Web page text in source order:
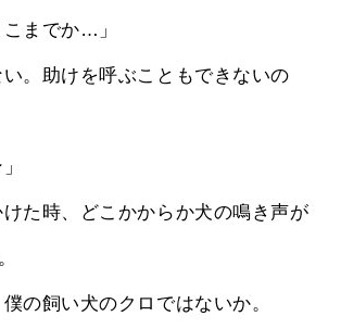
こまでか…」
の飼い犬のクロではないか。